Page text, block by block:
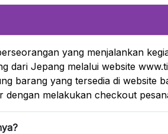
yang menjalankan
dari Jepang melalui website
barang yang tersedia di website
melakukan checkout